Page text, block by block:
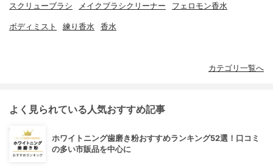
スクリューブラシ メイクブラシクリーナー フェロモン香水
ボディミスト 練り香水 香水
カテゴリ一覧へ
よく見られている人気おすすめ記事
ホワイトニング歯磨き粉おすすめランキング52選！口コミ
の多い市販品を中心に